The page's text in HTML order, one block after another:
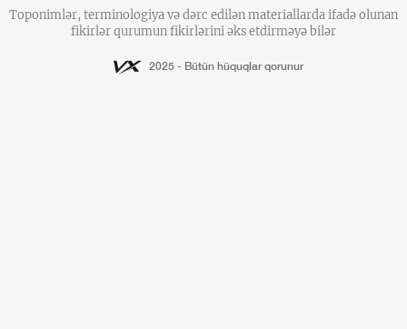
Toponimlər, terminologiya və dərc edilən materiallarda ifadə olunan
fikirlər qurumun fikirlərini əks etdirməyə bilər
2025 - Bütün hüquqlar qorunur